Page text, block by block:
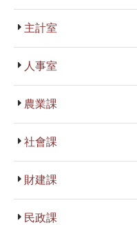
主計室
人事室
農業課
社會課
財建課
民政課